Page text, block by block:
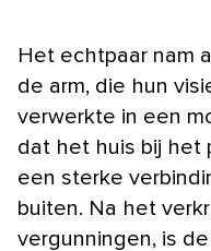
Het echtpaar nam
de arm, die hun
verwerkte in een
dat het huis bij het
een sterke
buiten. Na het
vergunningen, is